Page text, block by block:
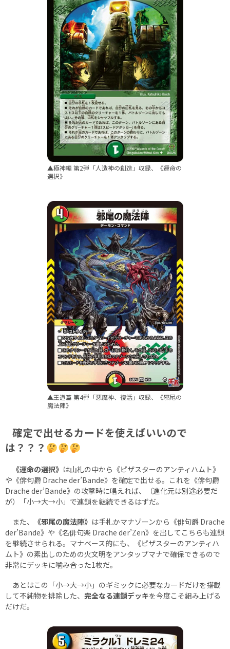
▲極神編 第2弾「人造神の創造」収録、《運命の
選択》
▲王道篇 第4弾「悪魔神、復活」収録、《邪尾の
魔法陣》
確定で出せるカードを使えばいいので
は？？？
《運命の選択》 は山札の中から《ピザスターのアンティハムト》
や《俳句爵 Drache der’Bande》を確定で出せる。これを《俳句爵
Drache der’Bande》の攻撃時に唱えれば、（進化元は別途必要だ
が）「小→大→小」で連鎖を継続できるはずだ。
また、
《邪尾の魔法陣》 は手札かマナゾーンから《俳句爵 Drache
der’Bande》や《名俳句楽 Drache der’Zen》を出してこちらも連鎖
を継続させられる。マナベース的にも、《ピザスターのアンティハ
ムト》の素出しのための火文明をアンタップマナで確保できるので
非常にデッキに噛み合った1枚だ。
あとはこの「小→大→小」のギミックに必要なカードだけを搭載
して不純物を排除した、 完全なる連鎖デッキを今度こそ組み上げる
だけだ。